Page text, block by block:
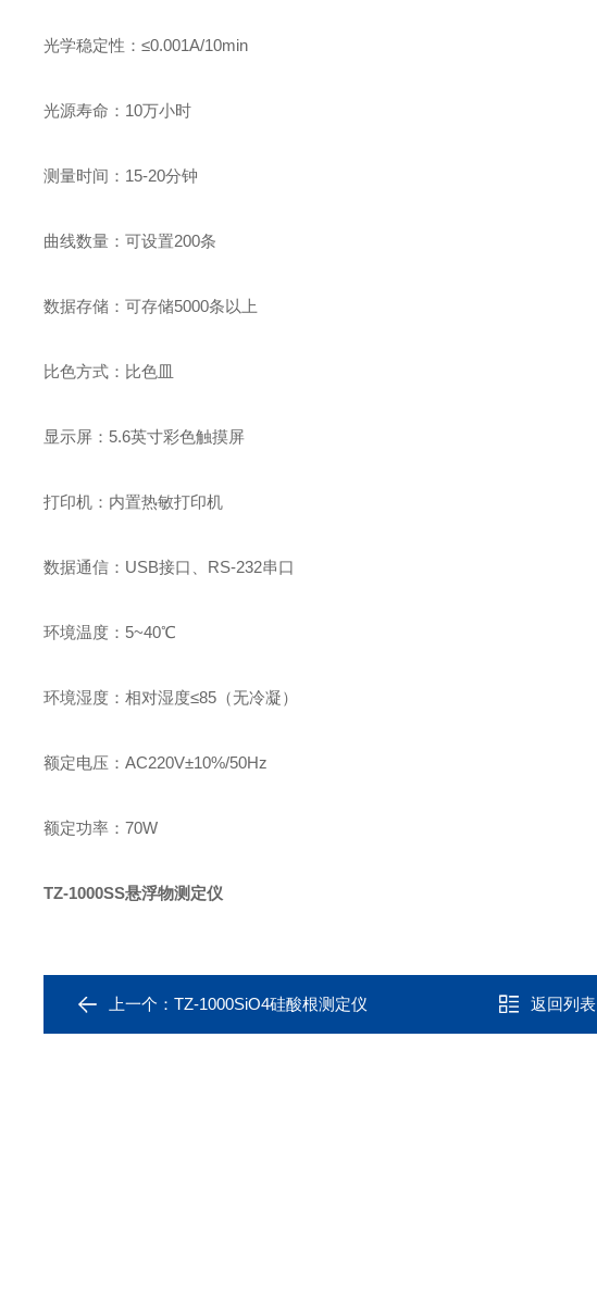
光学稳定性 ： ≤0.001A/10min
光源寿命 ： 10万小时
测量时间 ： 15-20分钟
曲线数量 ： 可设置200条
数据存储 ： 可存储5000条以上
比色方式 ： 比色皿
显示屏 ： 5.6英寸彩色触摸屏
打印机 ： 内置热敏打印机
数据通信 ： USB接口、 RS-232串口
环境温度 ： 5~40℃
环境湿度 ： 相对湿度≤85 （无冷凝）
额定电压 ： AC220V±10%/50Hz
额定功率 ： 70W
TZ-1000SS悬浮物测定仪
上一个： TZ-1000SiO4硅酸根测定仪 返回列表